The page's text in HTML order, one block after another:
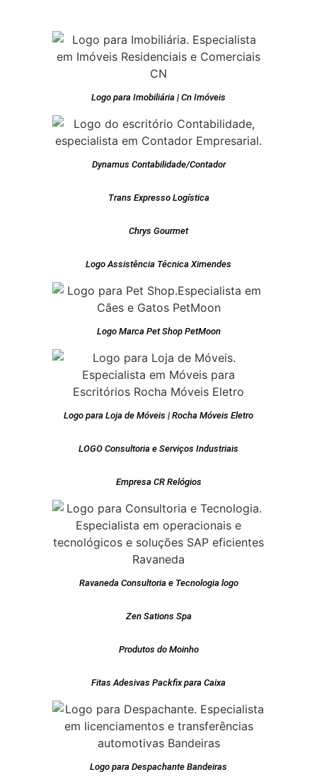
Logo para Imobiliária | Cn Imóveis
Dynamus Contabilidade/Contador
Trans Expresso Logística
Chrys Gourmet
Logo Assistência Técnica Ximendes
Logo Marca Pet Shop PetMoon
Logo para Loja de Móveis | Rocha Móveis Eletro
LOGO Consultoria e Serviços Industriais
Empresa CR Relógios
Ravaneda Consultoria e Tecnologia logo
Zen Sations Spa
Produtos do Moinho
Fitas Adesivas Packfix para Caixa
Logo para Despachante Bandeiras